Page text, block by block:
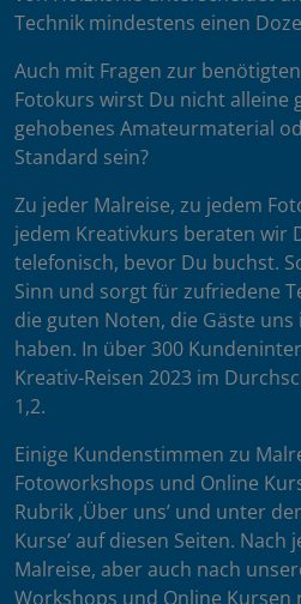
Technik mindestens einen
Auch mit Fragen zur
Fotokurs wirst Du nicht alleine
gehobenes Amateurmaterial
Standard sein?
Zu jeder Malreise, zu jedem
jedem Kreativkurs beraten wir
telefonisch, bevor Du buchst.
Sinn und sorgt für zufriedene
die guten Noten, die Gäste
haben. In über 300
Kreativ-Reisen 2023 im
1,2.
Einige Kundenstimmen zu
Fotoworkshops und Online
Rubrik ‚Über uns’ und unter
Kurse’ auf diesen Seiten. Nach
Malreise, aber auch nach
Workshops und Online Kursen